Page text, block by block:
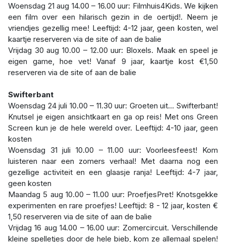
Woensdag 21 aug 14.00 – 16.00 uur: Filmhuis4Kids. We kijken
een film over een hilarisch gezin in de oertijd!. Neem je
vriendjes gezellig mee! Leeftijd: 4-12 jaar, geen kosten, wel
kaartje reserveren via de site of aan de balie
Vrijdag 30 aug 10.00 – 12.00 uur: Bloxels. Maak en speel je
eigen game, hoe vet! Vanaf 9 jaar, kaartje kost €1,50
reserveren via de site of aan de balie
Swifterbant
Woensdag 24 juli 10.00 – 11.30 uur: Groeten uit… Swifterbant!
Knutsel je eigen ansichtkaart en ga op reis! Met ons Green
Screen kun je de hele wereld over. Leeftijd: 4-10 jaar, geen
kosten
Woensdag 31 juli 10.00 – 11.00 uur: Voorleesfeest! Kom
luisteren naar een zomers verhaal! Met daarna nog een
gezellige activiteit en een glaasje ranja! Leeftijd: 4-7 jaar,
geen kosten
Maandag 5 aug 10.00 – 11.00 uur: ProefjesPret! Knotsgekke
experimenten en rare proefjes! Leeftijd: 8 - 12 jaar, kosten €
1,50 reserveren via de site of aan de balie
Vrijdag 16 aug 14.00 – 16.00 uur: Zomercircuit. Verschillende
kleine spelletjes door de hele bieb, kom ze allemaal spelen!